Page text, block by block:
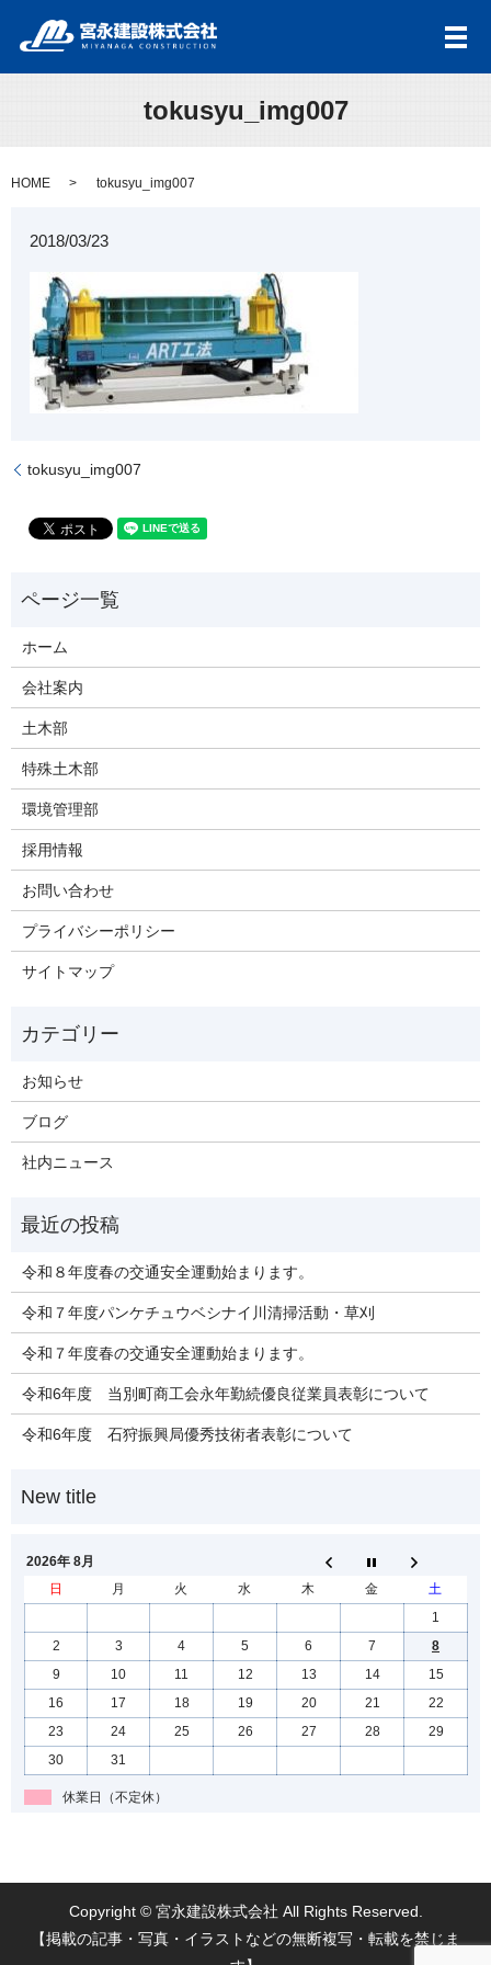
メ
tokusyu_img007
HOME tokusyu_img007
2018/03/23
tokusyu_img007
ホーム
会社案内
土木部
特殊土木部
環境管理部
採用情報
お問い合わせ
プライバシーポリシー
サイトマップ
お知らせ
ブログ
社内ニュース
令和８年度春の交通安全運動始まります。
令和７年度パンケチュウベシナイ川清掃活動・草刈
令和７年度春の交通安全運動始まります。
令和6年度 当別町商工会永年勤続優良従業員表彰について
令和6年度 石狩振興局優秀技術者表彰について
2026年 8月
日
月 火 水 木 金
土
1
2
3 4 5 6 7
8
9
10 11 12 13 14
15
16
17 18 19 20 21
22
23
24 25 26 27 28
29
30
31
休業日（不定休）
Copyright © 宮永建設株式会社 All Rights Reserved.
【掲載の記事・写真・イラストなどの無断複写・転載を禁じま